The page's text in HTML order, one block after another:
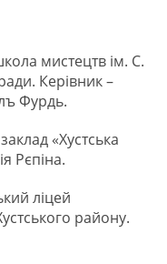
мистецтв iм. С.
Керівник –
Фурдь.
«Хустська
Рєпіна.
ліцей
району.